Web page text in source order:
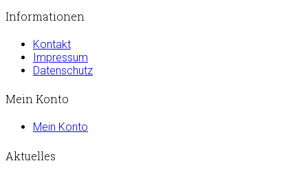
Informationen
Kontakt
Impressum
Datenschutz
Mein Konto
Mein Konto
Aktuelles